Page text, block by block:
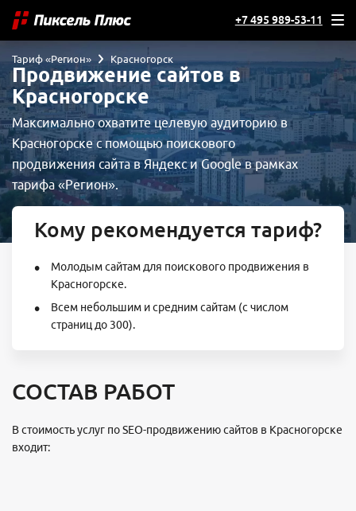
+7 495 989-53-11
Продвижение сайтов в
Красногорске
Максимально охватите целевую аудиторию в
Красногорске с помощью поискового
продвижения сайта в Яндекс и Google в рамках
тарифа «Регион».
Тариф «Регион» Красногорск
Кому рекомендуется тариф?
Молодым сайтам для поискового продвижения в
Красногорске.
Всем небольшим и средним сайтам (с числом
страниц до 300).
СОСТАВ РАБОТ
В стоимость услуг по SEO-продвижению сайтов в Красногорске
входит: